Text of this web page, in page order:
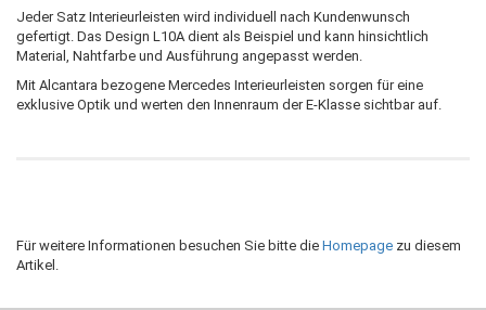
Jeder Satz Interieurleisten wird individuell nach Kundenwunsch
gefertigt. Das Design L10A dient als Beispiel und kann hinsichtlich
Material, Nahtfarbe und Ausführung angepasst werden.
Mit Alcantara bezogene Mercedes Interieurleisten sorgen für eine
exklusive Optik und werten den Innenraum der E-Klasse sichtbar auf.
Für weitere Informationen besuchen Sie bitte die Homepage zu diesem
Artikel.